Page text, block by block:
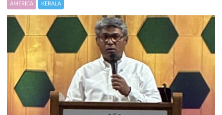
AMERICA KERALA